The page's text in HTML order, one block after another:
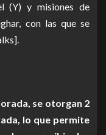
(Y) y misiones de
con las que se
se otorgan 2
lo que permite